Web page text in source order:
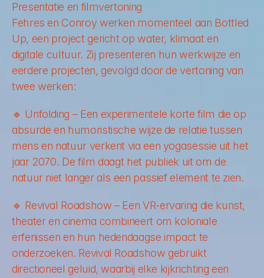
Presentatie en filmvertoning
Fehres en Conroy werken momenteel aan Bottled
Up, een project gericht op water, klimaat en
digitale cultuur. Zij presenteren hun werkwijze en
eerdere projecten, gevolgd door de vertoning van
twee werken:
🔹 Unfolding – Een experimentele korte film die op
absurde en humoristische wijze de relatie tussen
mens en natuur verkent via een yogasessie uit het
jaar 2070. De film daagt het publiek uit om de
natuur niet langer als een passief element te zien.
🔹 Revival Roadshow – Een VR-ervaring die kunst,
theater en cinema combineert om koloniale
erfenissen en hun hedendaagse impact te
onderzoeken. Revival Roadshow gebruikt
directioneel geluid, waarbij elke kijkrichting een